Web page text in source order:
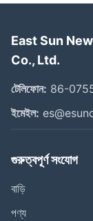
East Sun
Co., Ltd.
টেলিফোন: 86-
ইমেইল:
গুরুত্বপূর্ণ সংযোগ
বাড়ি
পণ্য